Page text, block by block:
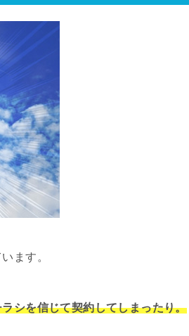
ます。
シを信じて契約してしまったり。